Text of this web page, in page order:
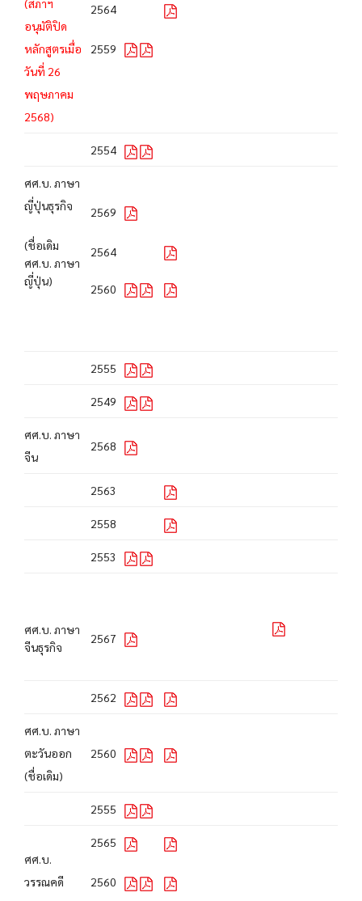
(สภาฯ
อนุมัติปิด
หลักสูตรเมื่อ
วันที่ 26
พฤษภาคม
2568)
2564
2559
2554
ศศ.บ. ภาษา
ญี่ปุ่นธุรกิจ
(ชื่อเดิม
ศศ.บ. ภาษา
ญี่ปุ่น)
2569
2564
2560
2555
2549
ศศ.บ. ภาษา
จีน
2568
2563
2558
2553
ศศ.บ. ภาษา
จีนธุรกิจ
2567
2562
ศศ.บ. ภาษา
ตะวันออก
(ชื่อเดิม)
2560
2555
ศศ.บ.
วรรณคดี
2565
2560